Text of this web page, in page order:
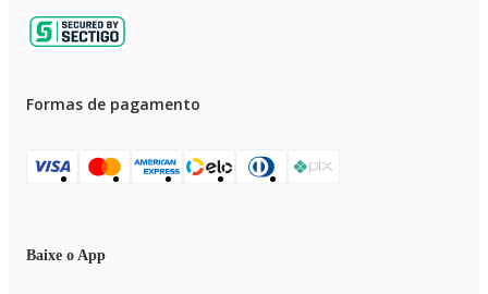
Formas de pagamento
Baixe o App